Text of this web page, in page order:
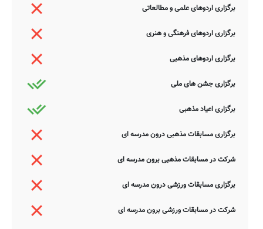
برگزاری اردوهای علمی و مطالعاتی
برگزاری اردوهای فرهنگی و هنری
برگزاری اردوهای مذهبی
برگزاری جشن های ملی
برگزاری اعیاد مذهبی
برگزاری مسابقات مذهبی درون مدرسه ای
شرکت در مسابقات مذهبی برون مدرسه ای
برگزاری مسابقات ورزشی درون مدرسه ای
شرکت در مسابقات ورزشی برون مدرسه ای